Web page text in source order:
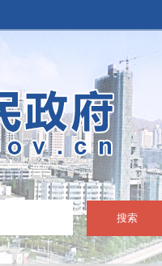
搜索